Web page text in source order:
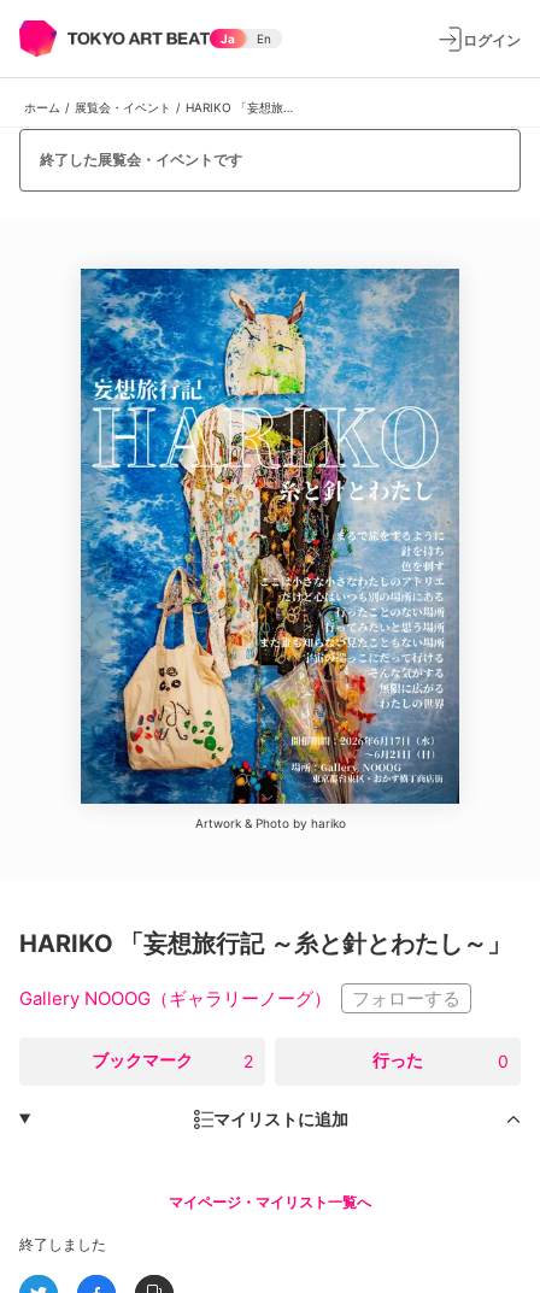
Ja En ログイン
ホーム / 展覧会・イベント /
終了した展覧会・イベントです
Artwork & Photo by hariko
HARIKO 「妄想旅行記 ～糸と針とわたし～」
Gallery NOOOG（ギャラリーノーグ） フォローする
ブックマーク 2 行った 0
マイリストに追加
マイページ・マイリスト一覧へ
終了しました